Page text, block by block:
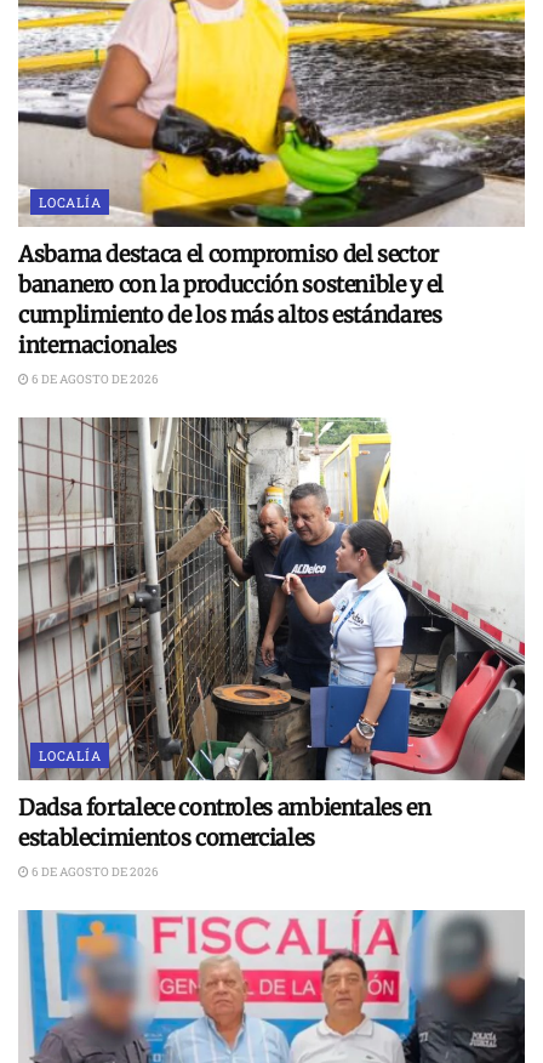
LOCALÍA
Asbama destaca el compromiso del sector
bananero con la producción sostenible y el
cumplimiento de los más altos estándares
internacionales
6 DE AGOSTO DE 2026
LOCALÍA
Dadsa fortalece controles ambientales en
establecimientos comerciales
6 DE AGOSTO DE 2026